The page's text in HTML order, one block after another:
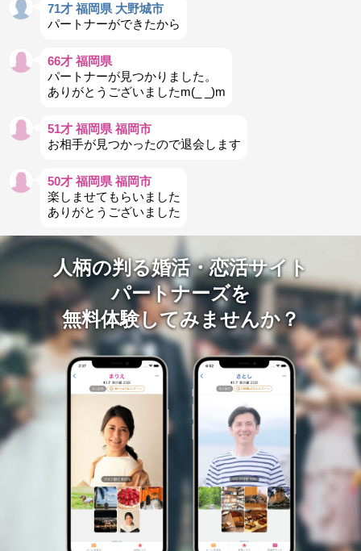
71才 福岡県 大野城市
パートナーができたから
66才 福岡県
パートナーが見つかりました。
ありがとうございましたm(_ _)m
51才 福岡県 福岡市
お相手が見つかったので退会します
50才 福岡県 福岡市
楽しませてもらいました
ありがとうございました
人柄の判る婚活・恋活サイト
パートナーズを
無料体験してみませんか？